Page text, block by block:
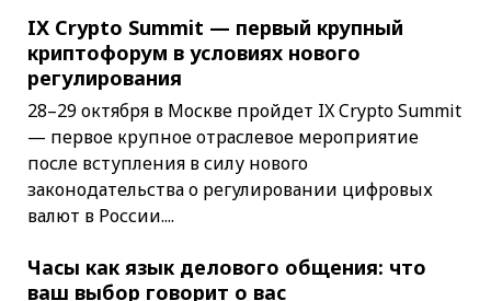
IX Crypto Summit — первый крупный
криптофорум в условиях нового
регулирования
28–29 октября в Москве пройдет IX Crypto Summit
— первое крупное отраслевое мероприятие
после вступления в силу нового
законодательства о регулировании цифровых
валют в России....
Часы как язык делового общения: что
ваш выбор говорит о вас